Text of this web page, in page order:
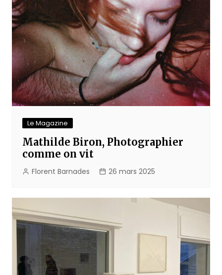
Le Magazine
Mathilde Biron, Photographier
comme on vit
Florent Barnades 26 mars 2025